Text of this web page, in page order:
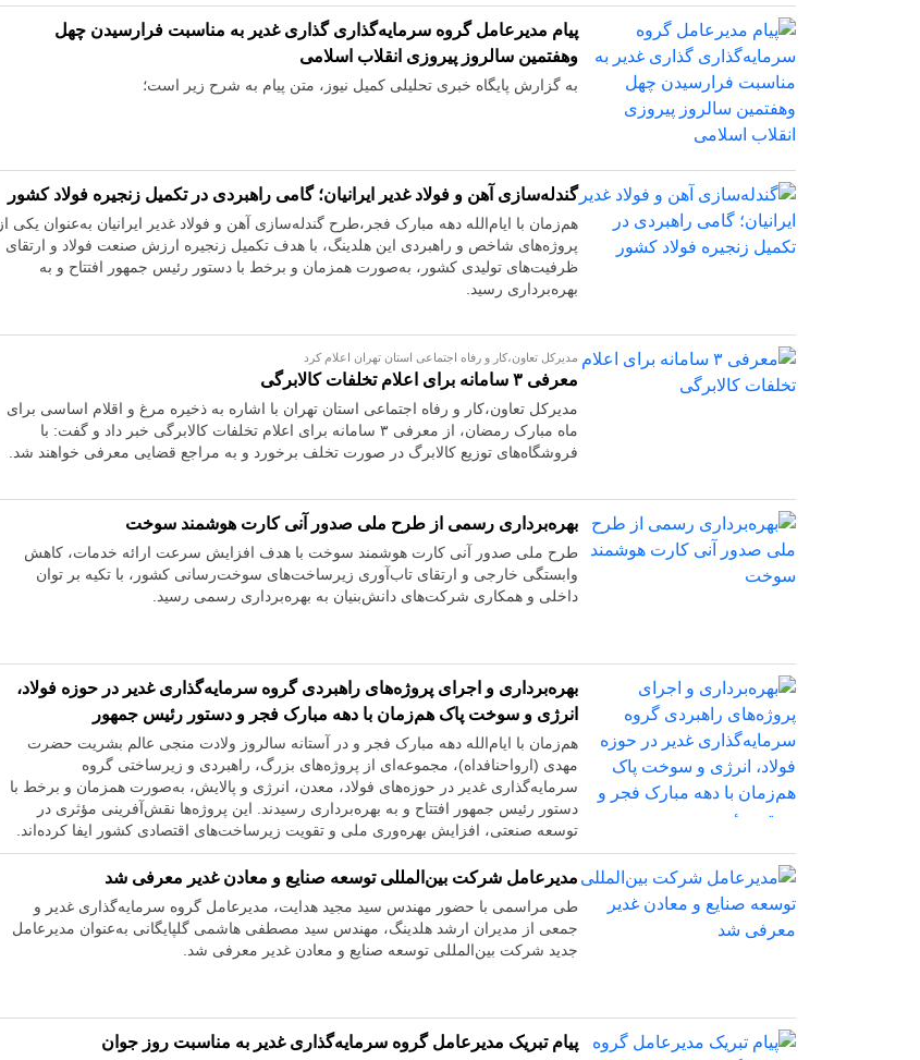
پیام مدیرعامل گروه سرمایه‌گذاری ‌گذاری غدیر به مناسبت فرارسیدن چهل
‌وهفتمین سالروز پیروزی انقلاب اسلامی
به گزارش پایگاه خبری تحلیلی کمیل نیوز، متن پیام به شرح زیر است؛
گندله‌سازی آهن و فولاد غدیر ایرانیان؛ گامی راهبردی در تکمیل زنجیره فولاد کشور
هم‌زمان با ایام‌الله دهه مبارک فجر،طرح گندله‌سازی آهن و فولاد غدیر ایرانیان به‌عنوان یکی از
پروژه‌های شاخص و راهبردی این هلدینگ، با هدف تکمیل زنجیره ارزش صنعت فولاد و ارتقای
ظرفیت‌های تولیدی کشور، به‌صورت همزمان و برخط با دستور رئیس جمهور افتتاح و به
بهره‌برداری رسید.
مدیرکل تعاون،کار و رفاه اجتماعی استان تهران اعلام کرد
معرفی ۳ سامانه برای اعلام تخلفات کالابرگی
مدیرکل تعاون،کار و رفاه اجتماعی استان تهران با اشاره به ذخیره مرغ و اقلام اساسی برای
ماه مبارک رمضان، از معرفی ۳ سامانه برای اعلام تخلفات کالابرگی خبر داد و گفت: با
فروشگاه‌های توزیع کالابرگ در صورت تخلف برخورد و به مراجع قضایی معرفی خواهند شد.
بهره‌برداری رسمی از طرح ملی صدور آنی کارت هوشمند سوخت
طرح ملی صدور آنی کارت هوشمند سوخت با هدف افزایش سرعت ارائه خدمات، کاهش
وابستگی خارجی و ارتقای تاب‌آوری زیرساخت‌های سوخت‌رسانی کشور، با تکیه بر توان
داخلی و همکاری شرکت‌های دانش‌بنیان به بهره‌برداری رسمی رسید.
بهره‌برداری و اجرای پروژه‌های راهبردی گروه سرمایه‌گذاری غدیر در حوزه فولاد،
انرژی و سوخت پاک هم‌زمان با دهه مبارک فجر و دستور رئیس جمهور
هم‌زمان با ایام‌الله دهه مبارک فجر و در آستانه سالروز ولادت منجی عالم بشریت حضرت
مهدی (ارواحنافداه)، مجموعه‌ای از پروژه‌های بزرگ، راهبردی و زیرساختی گروه
سرمایه‌گذاری غدیر در حوزه‌های فولاد، معدن، انرژی و پالایش، به‌صورت همزمان و برخط با
دستور رئیس جمهور افتتاح و به بهره‌برداری رسیدند. این پروژه‌ها نقش‌آفرینی مؤثری در
توسعه صنعتی، افزایش بهره‌وری ملی و تقویت زیرساخت‌های اقتصادی کشور ایفا کرده‌اند.
مدیرعامل شرکت بین‌المللی توسعه صنایع و معادن غدیر معرفی شد
طی مراسمی با حضور مهندس سید مجید هدایت، مدیرعامل گروه سرمایه‌گذاری غدیر و
جمعی از مدیران ارشد هلدینگ، مهندس سید مصطفی هاشمی گلپایگانی به‌عنوان مدیرعامل
جدید شرکت بین‌المللی توسعه صنایع و معادن غدیر معرفی شد.
پیام تبریک مدیرعامل گروه سرمایه‌گذاری غدیر به مناسبت روز جوان